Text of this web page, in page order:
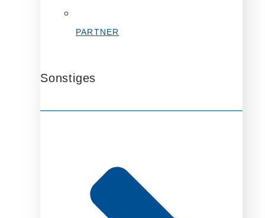
PARTNER
Sonstiges